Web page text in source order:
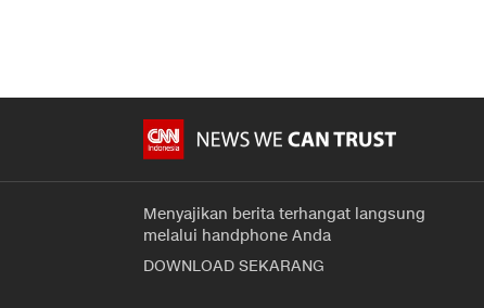
Menyajikan berita terhangat langsung
melalui handphone Anda
DOWNLOAD SEKARANG